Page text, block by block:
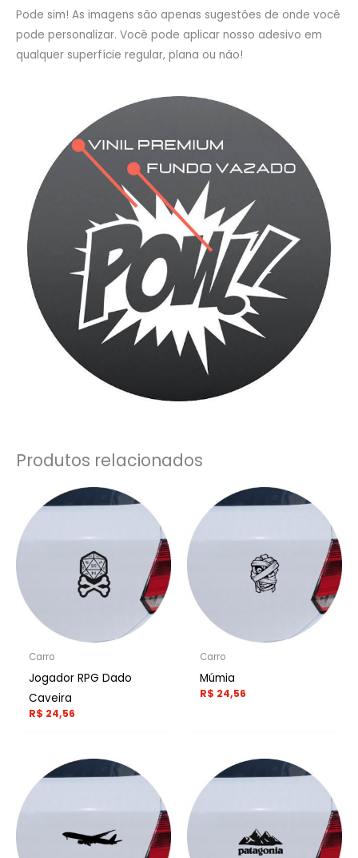
Pode sim! As imagens são apenas sugestões de onde você
pode personalizar. Você pode aplicar nosso adesivo em
qualquer superfície regular, plana ou não!
Produtos relacionados
Carro
Jogador RPG Dado
Caveira
R$ 24,56
Carro
Múmia
R$ 24,56